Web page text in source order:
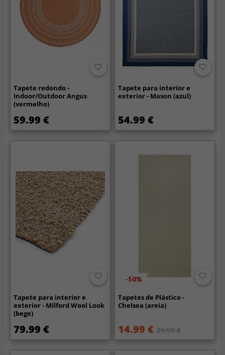
Tapete redondo -
Indoor/Outdoor Angus
(vermelho)
59.99 €
Tapete para interior e
exterior - Mason (azul)
54.99 €
Tapete para interior e
exterior - Milford Wool Look
(bege)
79.99 €
-50%
Tapetes de Plástico -
Chelsea (areia)
14.99 € 29.99 €